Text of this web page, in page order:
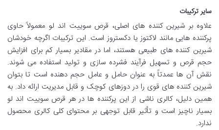
سایر ترکیبات
علاوه بر شیرین کننده های اصلی، قرص سوییت اند لو معمولاً حاوی
پرکننده هایی مانند لاکتوز یا دکستروز است. این ترکیبات اگرچه خودشان
شیرین کننده های طبیعی هستند، اما در مقادیر بسیار کم برای افزایش
حجم قرص و تسهیل فرآیند فشرده سازی و تولید استفاده می شوند.
نقش آن ها عمدتاً به عنوان حامل و عامل حجم دهنده است تا بتوان
شیرین کننده های قوی را در دوزهای کوچک و قابل مدیریت ارائه داد. به
همین دلیل، کالری ناشی از این پرکننده ها در هر قرص سوییت اند لو
بسیار ناچیز است و تأثیر قابل توجهی بر محتوای کلی کالری محصول
ندارد.